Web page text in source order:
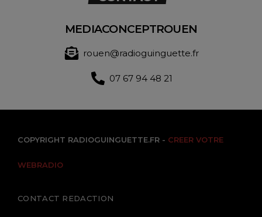
MEDIACONCEPTROUEN
rouen@radioguinguette.fr
07 67 94 48 21
COPYRIGHT RADIOGUINGUETTE.FR - CREER VOTRE
WEBRADIO
CONTACT REDACTION